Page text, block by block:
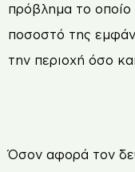
πρόβλημα το οποίο
ποσοστό της
την περιοχή όσο
Όσον αφορά τον